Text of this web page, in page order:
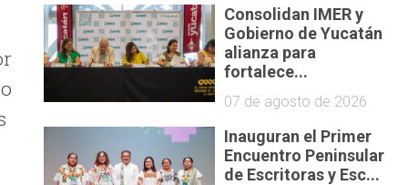
Consolidan IMER y
Gobierno de Yucatán
alianza para
fortalece...
07 de agosto de 2026
Inauguran el Primer
Encuentro Peninsular
de Escritoras y Esc...